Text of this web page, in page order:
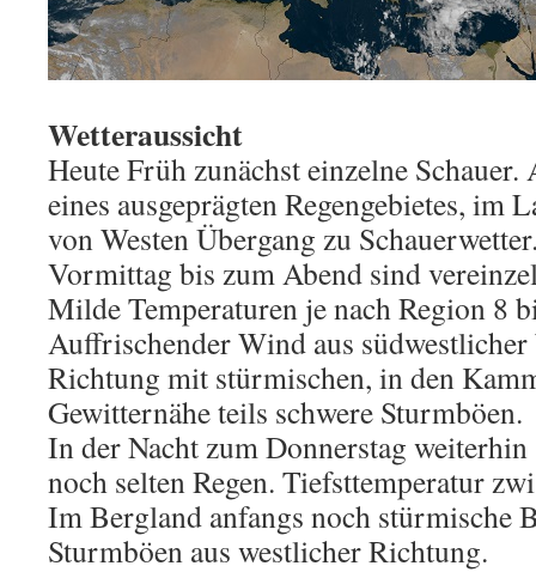
Wetteraussicht
Heute Früh zunächst einzelne
eines ausgeprägten Regengebietes, im
von Westen Übergang zu
Vormittag bis zum Abend sind
Milde Temperaturen je nach Region 8
Auffrischender Wind aus
Richtung mit stürmischen, in den
Gewitternähe teils schwere Sturmböen.
In der Nacht zum Donnerstag
noch selten Regen. Tiefsttemperatur
Im Bergland anfangs noch stürmische
Sturmböen aus westlicher Richtung.